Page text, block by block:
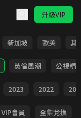
升級VIP
新加坡 歐美 其
英倫風潮 公視精
2023 2022
VIP會員 全集兌換